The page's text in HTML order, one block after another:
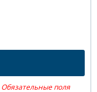
Обязательные поля